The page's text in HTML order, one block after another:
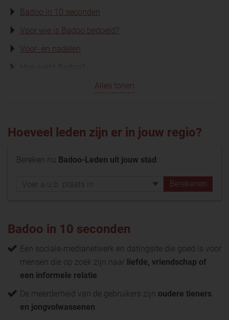
Badoo in 10 seconden
Voor wie is Badoo bedoeld?
Voor- en nadelen
Hoe werkt Badoo?
Alles tonen
Hoeveel leden zijn er in jouw regio?
Bereken nu Badoo-Leden uit jouw stad:
Badoo in 10 seconden
Een sociale-medianetwerk en datingsite die goed is voor
mensen die op zoek zijn naar liefde, vriendschap of
een informele relatie
De meerderheid van de gebruikers zijn oudere tieners
en jongvolwassenen